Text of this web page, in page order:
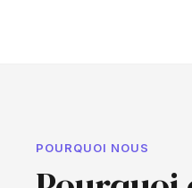
POURQUOI NOUS